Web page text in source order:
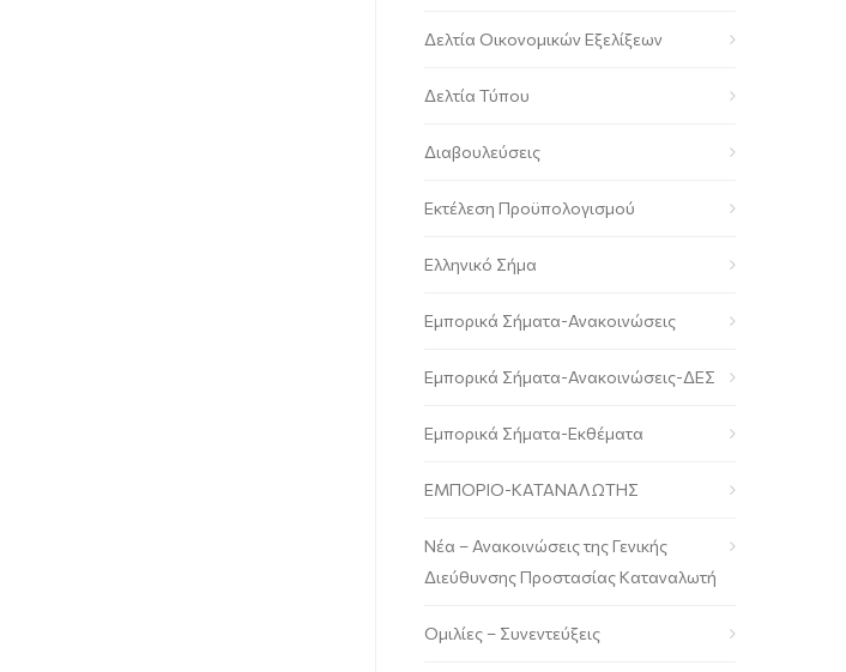
Δελτία Οικονομικών Εξελίξεων
Δελτία Τύπου
Διαβουλεύσεις
Εκτέλεση Προϋπολογισμού
Ελληνικό Σήμα
Εμπορικά Σήματα-Ανακοινώσεις
Εμπορικά Σήματα-Ανακοινώσεις-ΔΕΣ
Εμπορικά Σήματα-Εκθέματα
ΕΜΠΟΡΙΟ-ΚΑΤΑΝΑΛΩΤΗΣ
Νέα – Ανακοινώσεις της Γενικής
Διεύθυνσης Προστασίας Καταναλωτή
Ομιλίες – Συνεντεύξεις